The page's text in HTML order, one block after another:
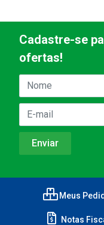
Cadastre-se
ofertas!
Meus
Notas